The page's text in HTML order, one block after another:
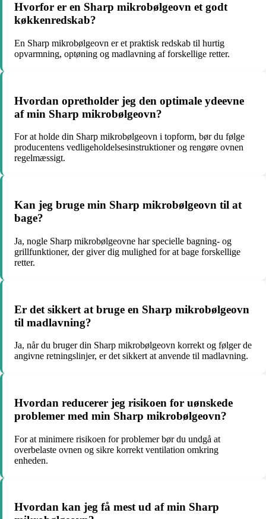
Hvorfor er en Sharp mikrobølgeovn et godt
køkkenredskab?
En Sharp mikrobølgeovn er et praktisk redskab til hurtig
opvarmning, optøning og madlavning af forskellige retter.
Hvordan opretholder jeg den optimale ydeevne
af min Sharp mikrobølgeovn?
For at holde din Sharp mikrobølgeovn i topform, bør du følge
producentens vedligeholdelsesinstruktioner og rengøre ovnen
regelmæssigt.
Kan jeg bruge min Sharp mikrobølgeovn til at
bage?
Ja, nogle Sharp mikrobølgeovne har specielle bagning- og
grillfunktioner, der giver dig mulighed for at bage forskellige
retter.
Er det sikkert at bruge en Sharp mikrobølgeovn
til madlavning?
Ja, når du bruger din Sharp mikrobølgeovn korrekt og følger de
angivne retningslinjer, er det sikkert at anvende til madlavning.
Hvordan reducerer jeg risikoen for uønskede
problemer med min Sharp mikrobølgeovn?
For at minimere risikoen for problemer bør du undgå at
overbelaste ovnen og sikre korrekt ventilation omkring
enheden.
Hvordan kan jeg få mest ud af min Sharp